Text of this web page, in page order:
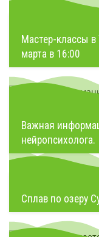
Мастер-классы
марта в 16:00
Важная
нейропсихолога.
Сплав по озеру